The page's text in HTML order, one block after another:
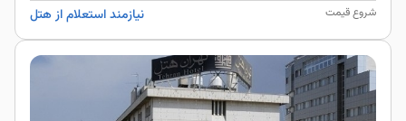
شروع قیمت نیازمند استعلام از هتل